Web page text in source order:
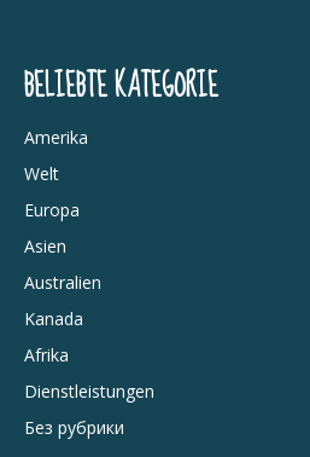
BELIEBTE KATEGORIE
Amerika
Welt
Europa
Asien
Australien
Kanada
Afrika
Dienstleistungen
Без рубрики